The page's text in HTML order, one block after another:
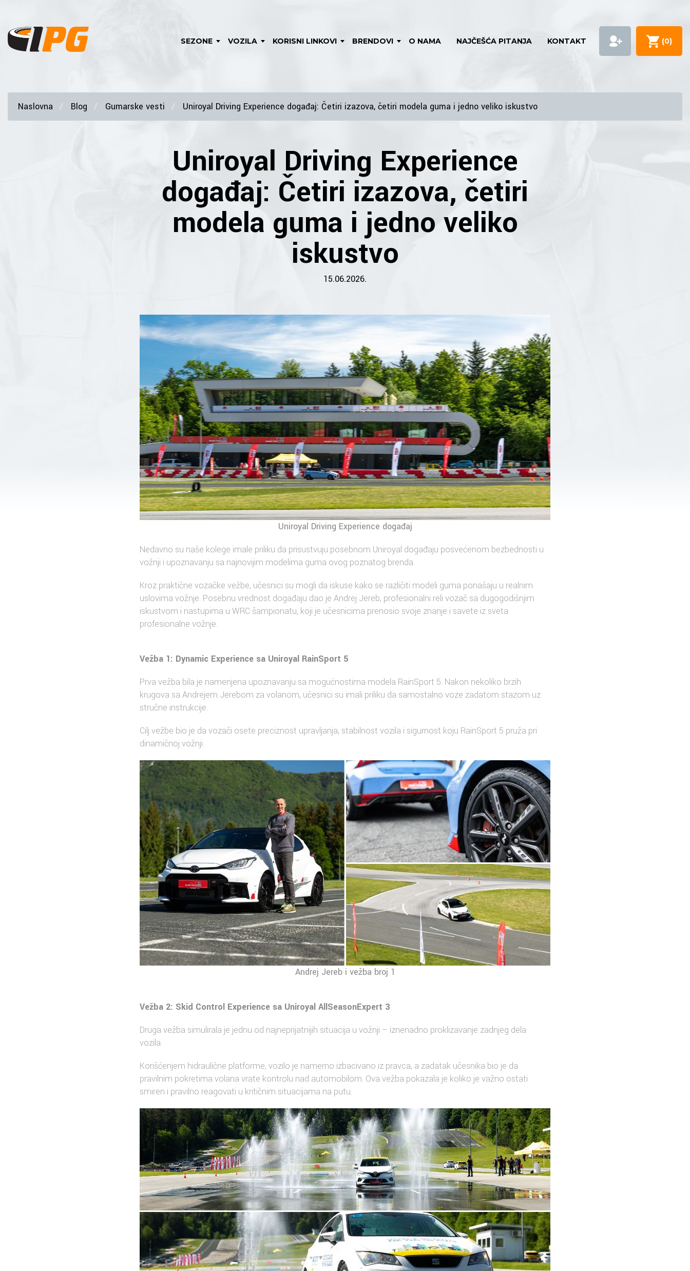
SEZONE VOZILA KORISNI LINKOVI BRENDOVI O NAMA NAJČEŠĆA PITANJA KONTAKT (0)
Naslovna Blog Gumarske vesti Uniroyal Driving Experience događaj: Četiri izazova, četiri modela guma i jedno veliko iskustvo
Uniroyal Driving Experience
događaj: Četiri izazova, četiri
modela guma i jedno veliko
iskustvo
15.06.2026.
Uniroyal Driving Experience događaj
Nedavno su naše kolege imale priliku da prisustvuju posebnom Uniroyal događaju posvećenom bezbednosti u
vožnji i upoznavanju sa najnovijim modelima guma ovog poznatog brenda.
Kroz praktične vozačke vežbe, učesnici su mogli da iskuse kako se različiti modeli guma ponašaju u realnim
uslovima vožnje. Posebnu vrednost događaju dao je Andrej Jereb, profesionalni reli vozač sa dugogodišnjim
iskustvom i nastupima u WRC šampionatu, koji je učesnicima prenosio svoje znanje i savete iz sveta
profesionalne vožnje.
Vežba 1: Dynamic Experience sa Uniroyal RainSport 5
Prva vežba bila je namenjena upoznavanju sa mogućnostima modela RainSport 5. Nakon nekoliko brzih
krugova sa Andrejem Jerebom za volanom, učesnici su imali priliku da samostalno voze zadatom stazom uz
stručne instrukcije.
Cilj vežbe bio je da vozači osete preciznost upravljanja, stabilnost vozila i sigurnost koju RainSport 5 pruža pri
dinamičnoj vožnji.
Andrej Jereb i vežba broj 1
Vežba 2: Skid Control Experience sa Uniroyal AllSeasonExpert 3
Druga vežba simulirala je jednu od najneprijatnijih situacija u vožnji – iznenadno proklizavanje zadnjeg dela
vozila.
Korišćenjem hidraulične platforme, vozilo je namerno izbacivano iz pravca, a zadatak učesnika bio je da
pravilnim pokretima volana vrate kontrolu nad automobilom. Ova vežba pokazala je koliko je važno ostati
smiren i pravilno reagovati u kritičnim situacijama na putu.